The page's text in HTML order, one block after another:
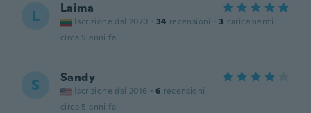
L Laima
Iscrizione dal 2020 · 34 recensioni · 3 caricamenti
circa 5 anni fa
S Sandy
Iscrizione dal 2016 · 6 recensioni
circa 5 anni fa